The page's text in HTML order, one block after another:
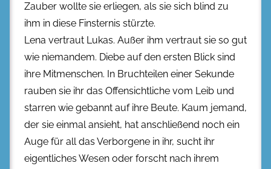
Zauber wollte sie erliegen, als sie sich blind zu
ihm in diese Finsternis stürzte.
Lena vertraut Lukas. Außer ihm vertraut sie so gut
wie niemandem. Diebe auf den ersten Blick sind
ihre Mitmenschen. In Bruchteilen einer Sekunde
rauben sie ihr das Offensichtliche vom Leib und
starren wie gebannt auf ihre Beute. Kaum jemand,
der sie einmal ansieht, hat anschließend noch ein
Auge für all das Verborgene in ihr, sucht ihr
eigentliches Wesen oder forscht nach ihrem